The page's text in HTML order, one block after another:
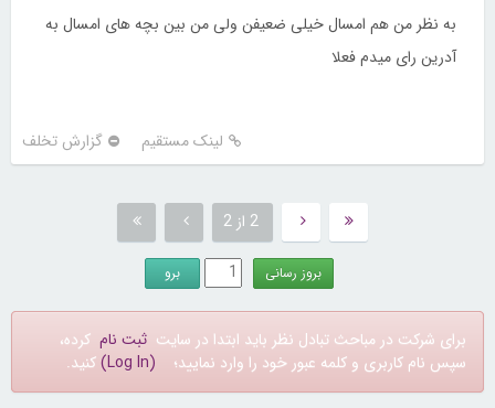
به نظر من هم امسال خیلی ضعیفن ولی من بین بچه های امسال به
آدرین رای میدم فعلا
لینک مستقیم گزارش تخلف
2 از 2
برای شرکت در مباحث تبادل نظر باید ابتدا در سایت ثبت نام کرده،
سپس نام کاربری و کلمه عبور خود را وارد نمایید؛ (Log In) کنید.